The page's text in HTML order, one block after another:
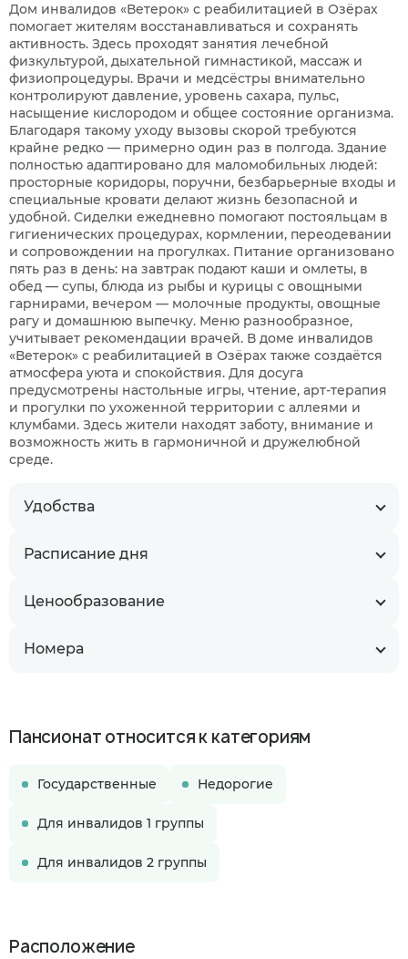
Удобства
Расписание дня
Ценообразование
Номера
Дом инвалидов «Ветерок» с реабилитацией в Озёрах
помогает жителям восстанавливаться и сохранять
активность. Здесь проходят занятия лечебной
физкультурой, дыхательной гимнастикой, массаж и
физиопроцедуры. Врачи и медсёстры внимательно
контролируют давление, уровень сахара, пульс,
насыщение кислородом и общее состояние организма.
Благодаря такому уходу вызовы скорой требуются
крайне редко — примерно один раз в полгода. Здание
полностью адаптировано для маломобильных людей:
просторные коридоры, поручни, безбарьерные входы и
специальные кровати делают жизнь безопасной и
удобной. Сиделки ежедневно помогают постояльцам в
гигиенических процедурах, кормлении, переодевании
и сопровождении на прогулках. Питание организовано
пять раз в день: на завтрак подают каши и омлеты, в
обед — супы, блюда из рыбы и курицы с овощными
гарнирами, вечером — молочные продукты, овощные
рагу и домашнюю выпечку. Меню разнообразное,
учитывает рекомендации врачей. В доме инвалидов
«Ветерок» с реабилитацией в Озёрах также создаётся
атмосфера уюта и спокойствия. Для досуга
предусмотрены настольные игры, чтение, арт-терапия
и прогулки по ухоженной территории с аллеями и
клумбами. Здесь жители находят заботу, внимание и
возможность жить в гармоничной и дружелюбной
среде.
Пансионат относится к категориям
Государственные Недорогие
Для инвалидов 1 группы
Для инвалидов 2 группы
Расположение